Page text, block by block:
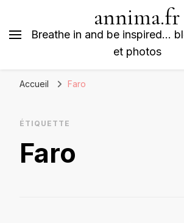
annima.fr
Breathe in and be inspired…
et photos
Accueil Faro
ÉTIQUETTE
Faro